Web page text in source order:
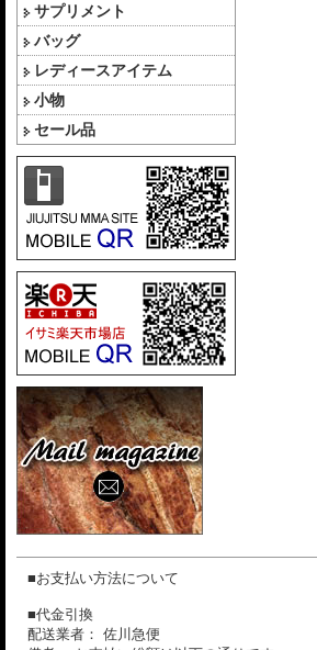
サプリメント
バッグ
レディースアイテム
小物
セール品
■お支払い方法について
■代金引換
配送業者： 佐川急便